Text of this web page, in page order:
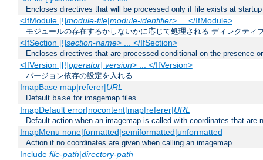
Encloses directives that will be processed only if file exists at startup
<IfModule [!]module-file|module-identifier> ... </IfModule>
モジュールの存在するかしないかに応じて処理される ディレクティ
<IfSection [!]section-name> ... </IfSection>
Encloses directives that are processed conditional on the presence
<IfVersion [[!]operator] version> ... </IfVersion>
バージョン依存の設定を入れる
ImapBase map|referer|URL
Default base for imagemap files
ImapDefault error|nocontent|map|referer|URL
Default action when an imagemap is called with coordinates that are
ImapMenu none|formatted|semiformatted|unformatted
Action if no coordinates are given when calling an imagemap
Include file-path|directory-path